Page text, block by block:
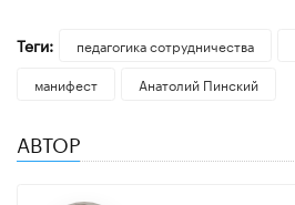
Теги: педагогика сотрудничества
манифест
Анатолий Пинский
АВТОР